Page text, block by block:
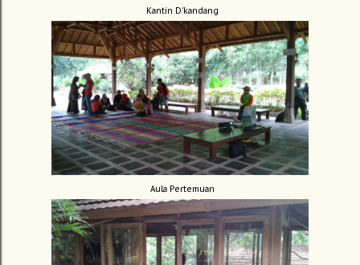
Kantin D'kandang
Aula Pertemuan